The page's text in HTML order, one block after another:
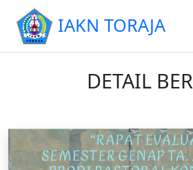
IAKN TORAJA
DETAIL